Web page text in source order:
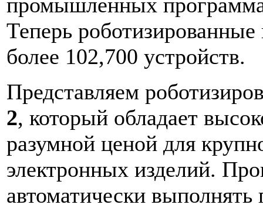
Теперь
более 102,700 устройств.
Представляем
2, который обладает
разумной ценой для
электронных изделий.
автоматически